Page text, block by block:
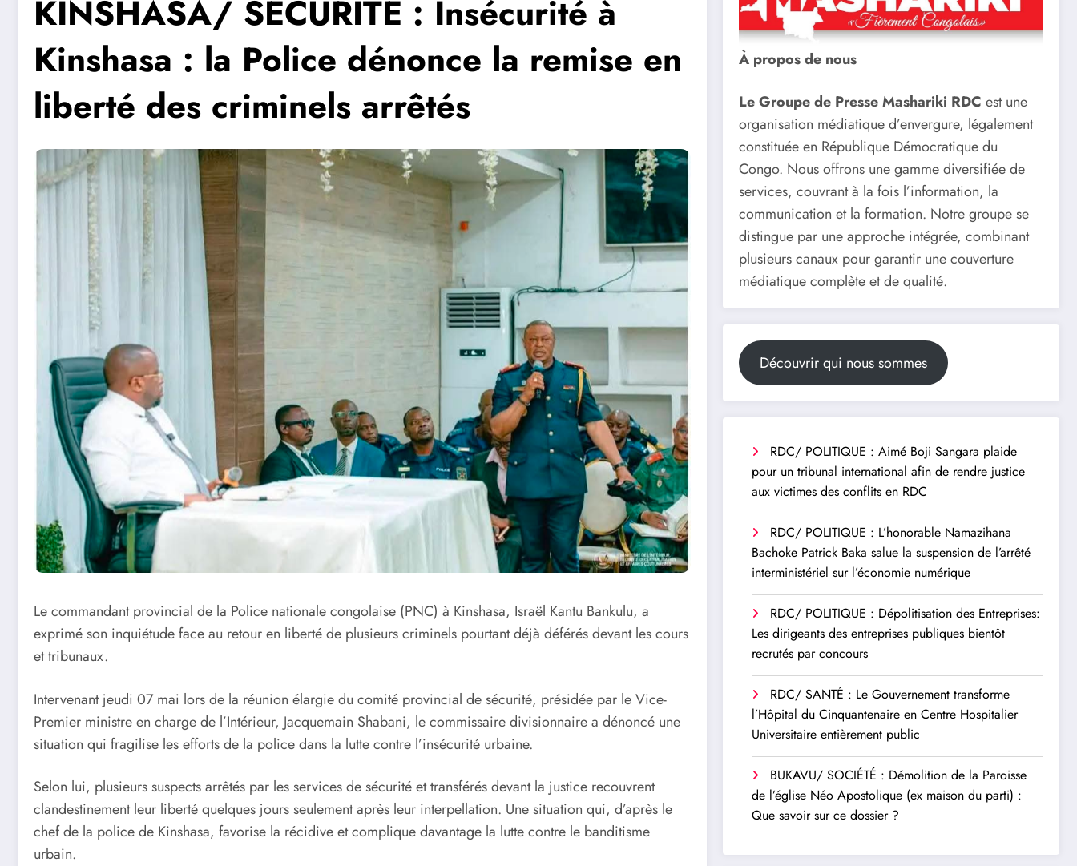
KINSHASA/ SÉCURITÉ : Insécurité à
Kinshasa : la Police dénonce la remise en
liberté des criminels arrêtés
Le commandant provincial de la Police nationale congolaise (PNC) à Kinshasa, Israël Kantu Bankulu, a
exprimé son inquiétude face au retour en liberté de plusieurs criminels pourtant déjà déférés devant les cours
et tribunaux.
Intervenant jeudi 07 mai lors de la réunion élargie du comité provincial de sécurité, présidée par le Vice-
Premier ministre en charge de l’Intérieur, Jacquemain Shabani, le commissaire divisionnaire a dénoncé une
situation qui fragilise les efforts de la police dans la lutte contre l’insécurité urbaine.
Selon lui, plusieurs suspects arrêtés par les services de sécurité et transférés devant la justice recouvrent
clandestinement leur liberté quelques jours seulement après leur interpellation. Une situation qui, d’après le
chef de la police de Kinshasa, favorise la récidive et complique davantage la lutte contre le banditisme
urbain.
À propos de nous
Le Groupe de Presse Mashariki RDC est une
organisation médiatique d’envergure, légalement
constituée en République Démocratique du
Congo. Nous offrons une gamme diversifiée de
services, couvrant à la fois l’information, la
communication et la formation. Notre groupe se
distingue par une approche intégrée, combinant
plusieurs canaux pour garantir une couverture
médiatique complète et de qualité.
Découvrir qui nous sommes
RDC/ POLITIQUE : Aimé Boji Sangara plaide
pour un tribunal international afin de rendre justice
aux victimes des conflits en RDC
RDC/ POLITIQUE : L’honorable Namazihana
Bachoke Patrick Baka salue la suspension de l’arrêté
interministériel sur l’économie numérique
RDC/ POLITIQUE : Dépolitisation des Entreprises:
Les dirigeants des entreprises publiques bientôt
recrutés par concours
RDC/ SANTÉ : Le Gouvernement transforme
l’Hôpital du Cinquantenaire en Centre Hospitalier
Universitaire entièrement public
BUKAVU/ SOCIÉTÉ : Démolition de la Paroisse
de l’église Néo Apostolique (ex maison du parti) :
Que savoir sur ce dossier ?